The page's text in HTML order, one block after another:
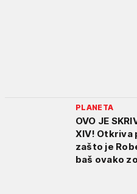
PLANETA
OVO JE
XIV! Otkriva
zašto je
baš ovako